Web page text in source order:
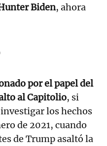
Biden, ahora
por el papel del
al Capitolio, si
los hechos
de 2021, cuando
de Trump asaltó la